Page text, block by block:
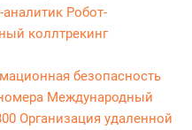
аналитик Робот-
коллтрекинг
безопасность
Международный
Организация удаленной